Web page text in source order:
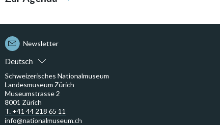
Deutsch
Newsletter
Schweizerisches Nationalmuseum
Landesmuseum Zürich
Museumstrasse 2
8001 Zürich
T. +41 44 218 65 11
info@nationalmuseum.ch